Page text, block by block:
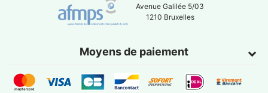
Avenue Galilée 5/03
1210 Bruxelles
Moyens de paiement